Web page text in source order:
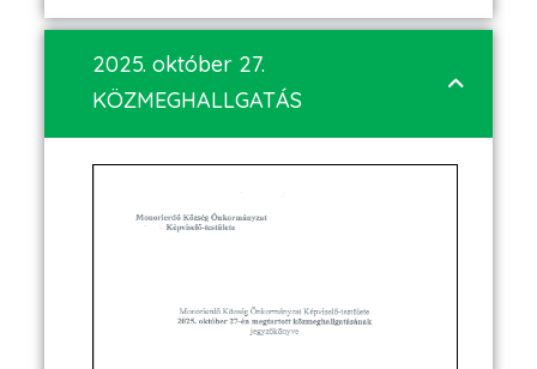
2025. október 27.
KÖZMEGHALLGATÁS